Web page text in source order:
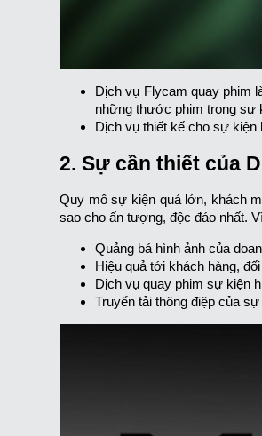
Dịch vụ Flycam quay phim
những thước phim trong sự
Dịch vụ thiết kế cho sự
2. Sự cần thiết của
Quy mô sự kiện quá lớn, khách
sao cho ấn tượng, độc đáo nhất.
Quảng bá hình ảnh của
Hiệu quả tới khách hàng,
Dịch vụ quay phim sự kiện
Truyển tải thông điệp của